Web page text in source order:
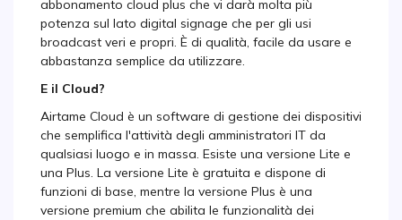
abbonamento cloud plus che vi darà molta più
potenza sul lato digital signage che per gli usi
broadcast veri e propri. È di qualità, facile da usare e
abbastanza semplice da utilizzare.
E il Cloud?
Airtame Cloud è un software di gestione dei dispositivi
che semplifica l'attività degli amministratori IT da
qualsiasi luogo e in massa. Esiste una versione Lite e
una Plus. La versione Lite è gratuita e dispone di
funzioni di base, mentre la versione Plus è una
versione premium che abilita le funzionalità dei